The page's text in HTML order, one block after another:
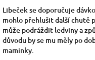
Libeček se doporučuje
mohlo přehlušit další chutě
může podráždit ledviny a
důvodu by se mu měly po
maminky.